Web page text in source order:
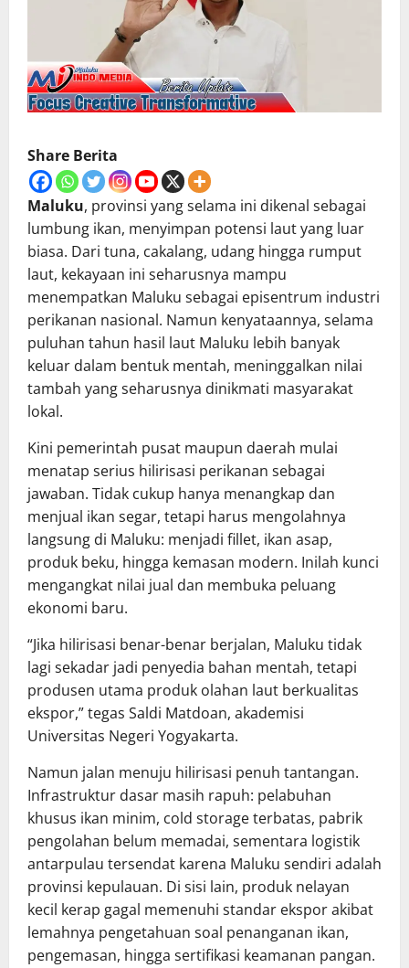
Share Berita
Maluku, provinsi yang selama ini dikenal sebagai
lumbung ikan, menyimpan potensi laut yang luar
biasa. Dari tuna, cakalang, udang hingga rumput
laut, kekayaan ini seharusnya mampu
menempatkan Maluku sebagai episentrum industri
perikanan nasional. Namun kenyataannya, selama
puluhan tahun hasil laut Maluku lebih banyak
keluar dalam bentuk mentah, meninggalkan nilai
tambah yang seharusnya dinikmati masyarakat
lokal.
Kini pemerintah pusat maupun daerah mulai
menatap serius hilirisasi perikanan sebagai
jawaban. Tidak cukup hanya menangkap dan
menjual ikan segar, tetapi harus mengolahnya
langsung di Maluku: menjadi fillet, ikan asap,
produk beku, hingga kemasan modern. Inilah kunci
mengangkat nilai jual dan membuka peluang
ekonomi baru.
“Jika hilirisasi benar-benar berjalan, Maluku tidak
lagi sekadar jadi penyedia bahan mentah, tetapi
produsen utama produk olahan laut berkualitas
ekspor,” tegas Saldi Matdoan, akademisi
Universitas Negeri Yogyakarta.
Namun jalan menuju hilirisasi penuh tantangan.
Infrastruktur dasar masih rapuh: pelabuhan
khusus ikan minim, cold storage terbatas, pabrik
pengolahan belum memadai, sementara logistik
antarpulau tersendat karena Maluku sendiri adalah
provinsi kepulauan. Di sisi lain, produk nelayan
kecil kerap gagal memenuhi standar ekspor akibat
lemahnya pengetahuan soal penanganan ikan,
pengemasan, hingga sertifikasi keamanan pangan.